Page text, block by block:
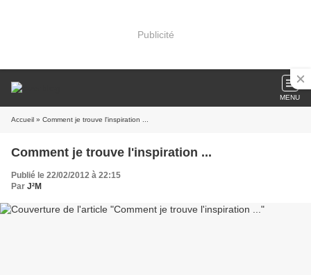
Publicité
MENU
Accueil » Comment je trouve l'inspiration ...
Comment je trouve l'inspiration ...
Publié le 22/02/2012 à 22:15
Par J²M